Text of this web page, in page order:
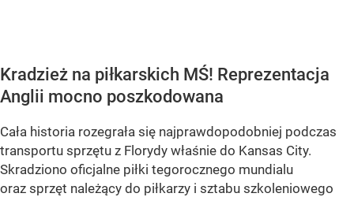
Kradzież na piłkarskich MŚ! Reprezentacja
Anglii mocno poszkodowana
Cała historia rozegrała się najprawdopodobniej podczas
transportu sprzętu z Florydy właśnie do Kansas City.
Skradziono oficjalne piłki tegorocznego mundialu
oraz sprzęt należący do piłkarzy i sztabu szkoleniowego